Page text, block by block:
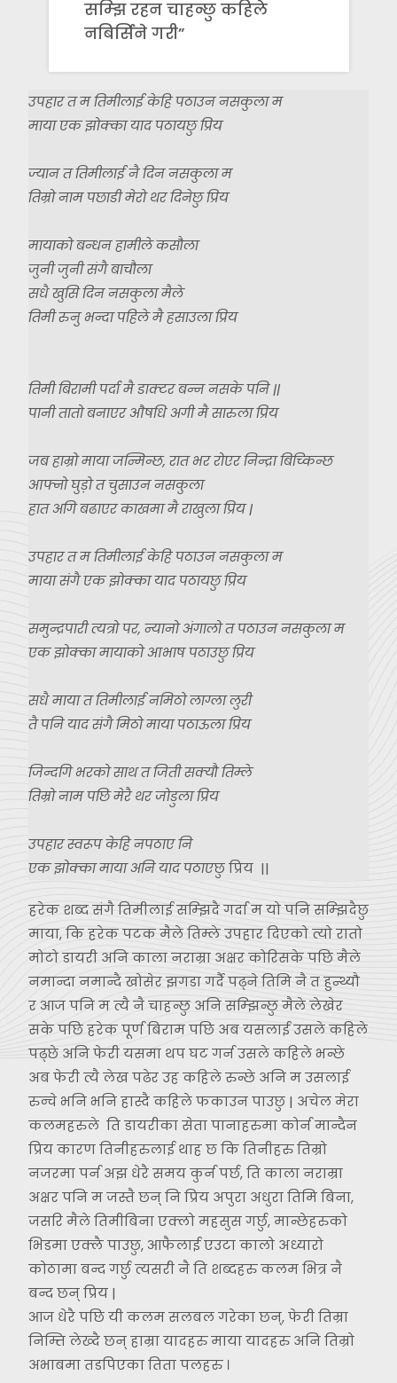
सम्झि रहन चाहन्छु कहिले
नबिर्सिने गरी”
उपहार त म तिमीलाई केहि पठाउननसकुला म
माया एक झोक्का याद पठायछु प्रिय
ज्यान त तिमीलाई नै दिन नसकुला म
तिम्रो नाम पछाडी मेरो थर दिनेछु प्रिय
मायाको बन्धन हामीले कसौला
जुनी जुनी संगै बाचौला
सधै खुसि दिन नसकुला मैले
तिमी रुनु भन्दा पहिले मै हसाउला प्रिय
तिमी बिरामी पर्दा मै डाक्टर बन्न नसके पनि ||
पानी तातो बनाएर औषधि अगी मै सारुला प्रिय
जब हाम्रो माया जन्मिन्छ, रात भर रोएर निन्द्रा बिच्किन्छ
आफ्नो घुड़ो त चुसाउन नसकुला
हात अगि बढाएर काखमा मै राखुला प्रिय |
उपहार त म तिमीलाई केहि पठाउननसकुला म
माया संगै एक झोक्का याद पठायछु प्रिय
समुन्द्रपारी त्यत्रो पर, न्यानो अंगालो त पठाउन नसकुला म
एक झोक्का मायाको आभाष पठाउछु प्रिय
सधै माया त तिमीलाई नमिठो लाग्ला लुरी
तै पनि याद संगै मिठो माया पठाऊला प्रिय
जिन्दगि भरको साथ त जिती सक्यौ तिम्ले
तिम्रो नाम पछि मेरै थर जोडुला प्रिय
उपहार स्वरूप केहि नपठाए नि
एक झोक्का माया अनि याद पठाएछु प्रिय ||
हरेक शब्द संगै तिमीलाई सम्झिदै गर्दा म यो पनि सम्झिदैछु
माया, कि हरेक पटक मैले तिम्ले उपहार दिएको त्यो रातो
मोटो डायरी अनि काला नराम्रा अक्षर कोरिसके पछि मैले
नमान्दा नमान्दै खोसेर झगडा गर्दै पढ्ने तिमि नै त हुन्थ्यौ
र आज पनि म त्यै नै चाहन्छु अनि सम्झिन्छु मैले लेखेर
सके पछि हरेक पूर्ण बिराम पछि अब यसलाई उसले कहिले
पढ्छे अनि फेरी यसमा थप घट गर्न उसले कहिले भन्छे
अब फेरी त्यै लेख पढेर उह कहिले रुन्छे अनि म उसलाई
रुन्चे भनि भनि हास्दै कहिले फकाउन पाउछु | अचेल मेरा
कलमहरुले ति डायरीका सेता पानाहरुमा कोर्न मान्दैन
प्रिय कारण तिनीहरुलाई थाह छ कि तिनीहरु तिम्रो
नजरमा पर्न अझ धेरै समय कुर्न पर्छ, ति काला नराम्रा
अक्षर पनि म जस्तै छन् नि प्रिय अपुरा अधुरा तिमि बिना,
जसरि मैले तिमीबिना एक्लो महसुस गर्छु, मान्छेहरुको
भिडमा एक्लै पाउछु, आफैलाई एउटा कालो अध्यारो
कोठामा बन्द गर्छु त्यसरी नै ति शब्दहरु कलम भित्र नै
बन्द छन् प्रिय |
आज धेरै पछि यी कलम सलबल गरेका छन्, फेरी तिम्रा
निम्ति लेख्दै छन् हाम्रा यादहरु माया यादहरु अनि तिम्रो
अभाबमा तडपिएका तिता पलहरु ।